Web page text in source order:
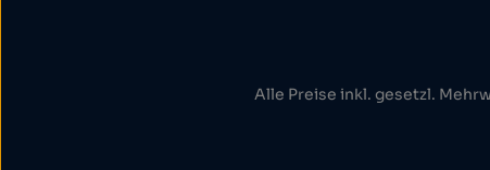
Alle Preise inkl. gesetzl.